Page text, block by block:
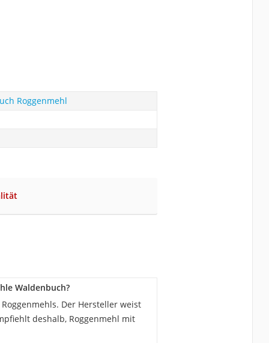
Roggenmehl
Waldenbuch?
Der Hersteller weist
deshalb, Roggenmehl mit